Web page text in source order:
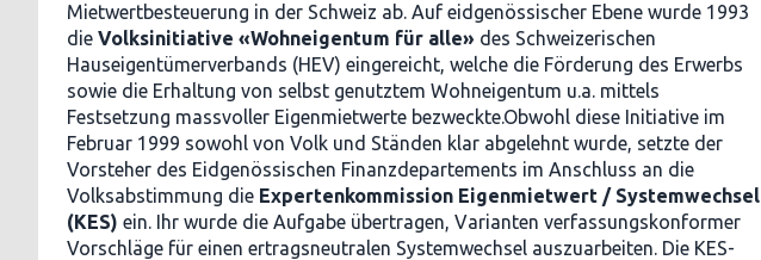
Mietwertbesteuerung in der Schweiz ab. Auf eidgenössischer Ebene wurde 1993
die Volksinitiative «Wohneigentum für alle» des Schweizerischen
Hauseigentümerverbands (HEV) eingereicht, welche die Förderung des Erwerbs
sowie die Erhaltung von selbst genutztem Wohneigentum u.a. mittels
Festsetzung massvoller Eigenmietwerte bezweckte.Obwohl diese Initiative im
Februar 1999 sowohl von Volk und Ständen klar abgelehnt wurde, setzte der
Vorsteher des Eidgenössischen Finanzdepartements im Anschluss an die
Volksabstimmung die Expertenkommission Eigenmietwert / Systemwechsel
(KES) ein. Ihr wurde die Aufgabe übertragen, Varianten verfassungskonformer
Vorschläge für einen ertragsneutralen Systemwechsel auszuarbeiten. Die KES-